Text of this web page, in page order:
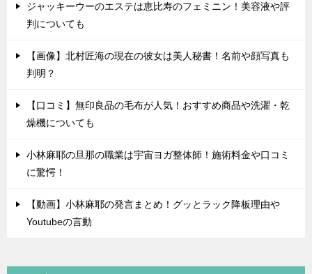
ジャッキーウーのエステは恵比寿のフェミニン！美容液や評
判についても
【画像】北村匠海の現在の彼女は美人秘書！名前や顔写真も
判明？
【口コミ】無印良品の毛布が人気！おすすめ商品や洗濯・乾
燥機についても
小林麻耶の旦那の職業は宇宙ヨガ整体師！施術料金や口コミ
に驚愕！
【動画】小林麻耶の発言まとめ！グッとラック降板理由や
Youtubeの言動